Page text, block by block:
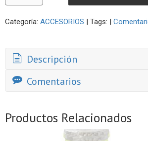
Categoría: ACCESORIOS | Tags: |
Descripción
Comentarios
Productos Relacionados